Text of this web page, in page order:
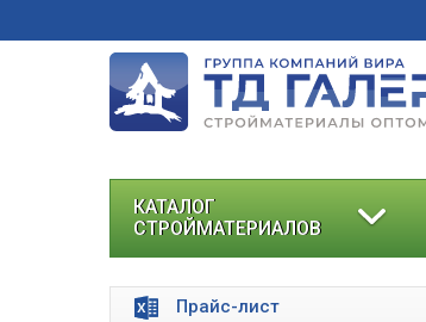
КАТАЛОГ
СТРОЙМАТЕРИАЛОВ
Прайс-лист